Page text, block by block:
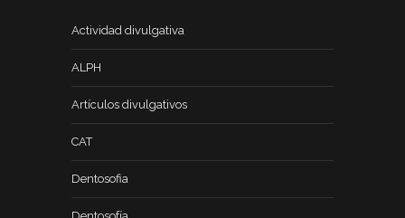
Actividad divulgativa
ALPH
Artículos divulgativos
CAT
Dentosofia